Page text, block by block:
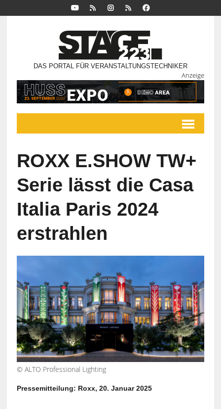
DAS PORTAL FÜR VERANSTALTUNGSTECHNIKER
Anzeige
ROXX E.SHOW TW+
Serie lässt die Casa
Italia Paris 2024
erstrahlen
© ALTO Professional Lighting
Pressemitteilung: Roxx, 20. Januar 2025